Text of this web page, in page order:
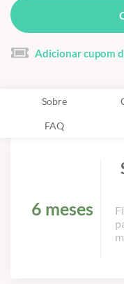
Adicionar cupom
Sobre
FAQ
6 meses